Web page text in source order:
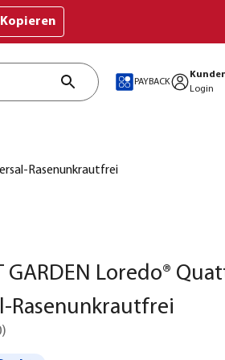
Kopieren
PAYBACK
Login
Rasenunkrautfrei
GARDEN Loredo®
Rasenunkrautfrei
)